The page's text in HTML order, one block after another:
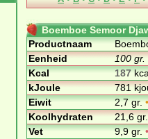
Boemboe Semoor
Productnaam
Eenheid
100 gr.
Kcal
187
kJoule
781
Eiwit
2,7 gr.•
Koolhydraten
21,6
Vet
9,9 gr.•